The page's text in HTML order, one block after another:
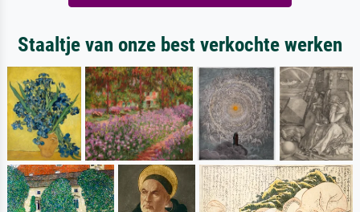
Staaltje van onze best verkochte werken